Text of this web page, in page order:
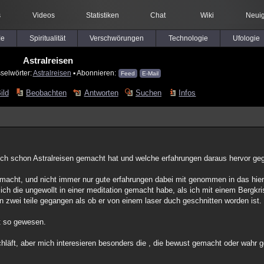
Videos Statistiken Chat Wiki
Spiritualität Verschwörungen Technologie Ufologie
Astralreisen
Astralreisen ▪ Abonnieren: Feed E-Mail
Beobachten Antworten Suchen Infos
schon Astralreisen gemacht hat und welche erfahrungen daraus hervor
und nicht immer nur gute erfahrungen dabei mit genommen in das
die ungewollt in einer meditation gemacht habe, als ich mit einem
zwei teile gegangen als ob er von einem laser duch geschnitten worden ist.
so gewesen.
aber mich interesieren besonders die , die bewust gemacht oder wahr